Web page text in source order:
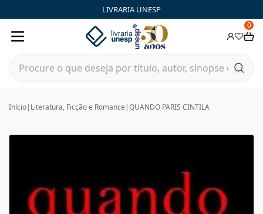
LIVRARIA UNESP
0
Início| Literatura, Ficção e Romance |QUANDO PARIS CINTILA